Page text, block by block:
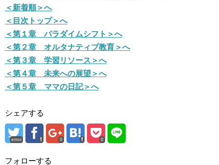
＜新着順＞へ
＜目次トップ＞へ
＜第１章 パラダイムシフト＞へ
＜第２章 オルタナティブ教育＞へ
＜第３章 学習リソース＞へ
＜第４章 未来への展望＞へ
＜第５章 ママの日記＞へ
シェアする
error 0 0
フォローする